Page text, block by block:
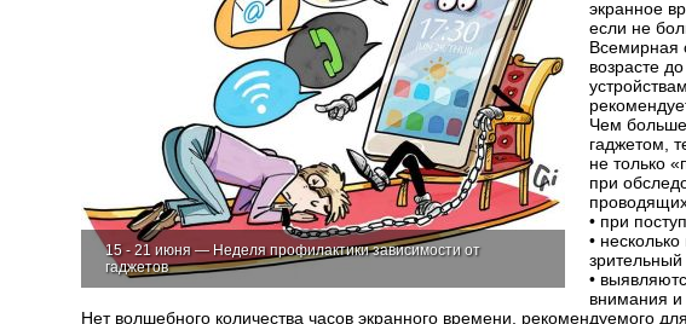
15 - 21 июня — Неделя профилактики зависимости от
гаджетов
экранное
если не
Всемирная
возрасте
Чем
гаджетом,
не только
при
• при
•
зрительный
•
внимания и
Нет волшебного количества часов экранного времени, рекомендуемого